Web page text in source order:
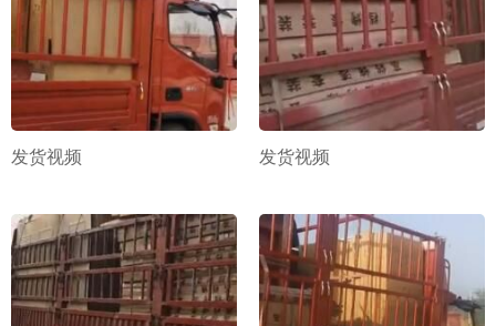
发货视频 发货视频